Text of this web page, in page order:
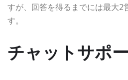
すが、回答を得るまでには最大2
す。
チャットサポ